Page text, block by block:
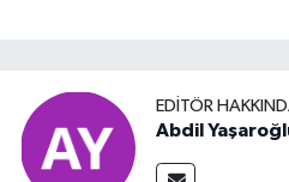
EDITÖR
Abdil